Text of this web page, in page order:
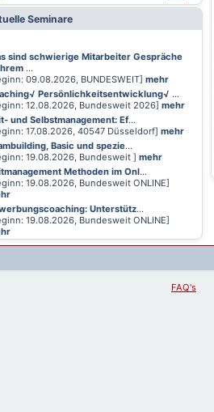
Seminare
sind schwierige Mitarbeiter Gespräche
...
09.08.2026, BUNDESWEIT] mehr
Persönlichkeitsentwicklung√ ...
12.08.2026, Bundesweit 2026] mehr
und Selbstmanagement: Ef...
17.08.2026, 40547 Düsseldorf] mehr
Basic und spezie...
19.08.2026, Bundesweit ] mehr
Methoden im Onl...
19.08.2026, Bundesweit ONLINE]
Unterstütz...
19.08.2026, Bundesweit ONLINE]
FAQ's